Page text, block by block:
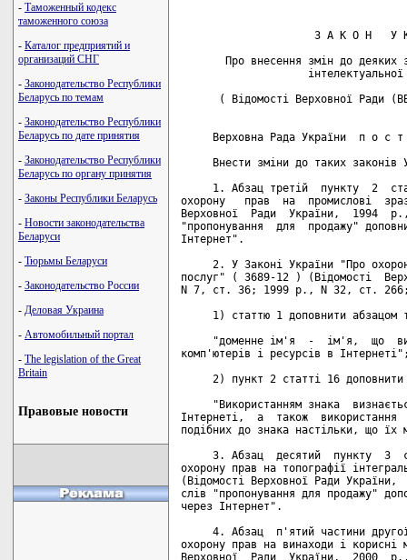
- Таможенный кодекс
таможенного союза
- Каталог предприятий и
организаций СНГ
- Законодательство Республики
Беларусь по темам
- Законодательство Республики
Беларусь по дате принятия
- Законодательство Республики
Беларусь по органу принятия
- Законы Республики Беларусь
- Новости законодательства
Беларуси
- Тюрьмы Беларуси
- Законодательство России
- Деловая Украина
- Автомобильный портал
- The legislation of the Great
Britain
Правовые новости
З А К О Н   У
Про внесення змін до деяких
інтелектуальної
( Відомості Верховної Ради
Верховна Рада України  п о с
Внести зміни до таких законів
1. Абзац третій  пункту  2
охорону   прав  на  промислові
Верховної  Ради  України,  1994
"пропонування  для  продажу"
Інтернет".
2. У Законі України "Про
послуг" ( 3689-12 ) (Відомості
N 7, ст. 36; 1999 р., N 32, ст.
1) статтю 1 доповнити абзацом
"доменне ім'я  -  ім'я,  що
комп'ютерів і ресурсів в
2) пункт 2 статті 16
"Використанням знака
Інтернеті,  а  також
подібних до знака настільки, що їх
3. Абзац  десятий  пункту  3
охорону прав на топографії
(Відомості Верховної Ради
слів "пропонування для продажу"
через Інтернет".
4. Абзац  п'ятий частини
охорону прав на винаходи і
Верховної  Ради  України,  2000